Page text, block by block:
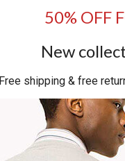
50% OFF
New
Free shipping & free